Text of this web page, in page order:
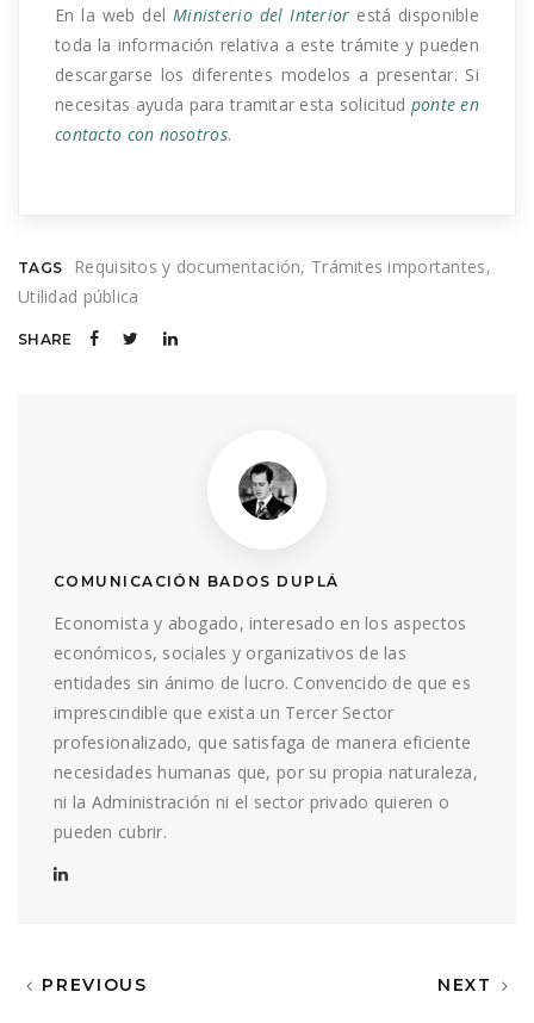
En la web del Ministerio del Interior está disponible
toda la información relativa a este trámite y pueden
descargarse los diferentes modelos a presentar. Si
necesitas ayuda para tramitar esta solicitud ponte en
contacto con nosotros.
TAGS Requisitos y documentación Trámites importantes
Utilidad pública
SHARE
COMUNICACIÓN BADOS DUPLÁ
Economista y abogado, interesado en los aspectos
económicos, sociales y organizativos de las
entidades sin ánimo de lucro. Convencido de que es
imprescindible que exista un Tercer Sector
profesionalizado, que satisfaga de manera eficiente
necesidades humanas que, por su propia naturaleza,
ni la Administración ni el sector privado quieren o
pueden cubrir.
PREVIOUS NEXT